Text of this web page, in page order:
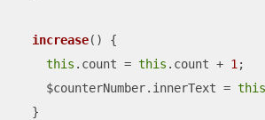
increase( )
{
this .count = this .count + 1 ;
    $counterNumber.innerText =
this
  }